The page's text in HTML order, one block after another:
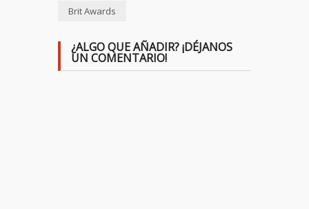
Brit Awards
¿ALGO QUE AÑADIR? ¡DÉJANOS
UN COMENTARIO!